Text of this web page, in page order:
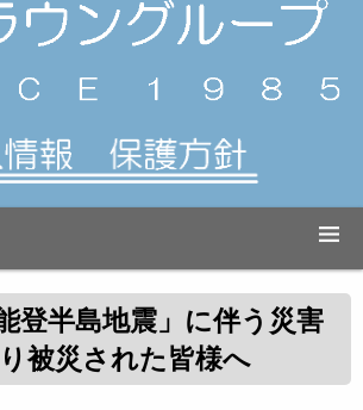
登半島地震」に伴う災害
被災された皆様へ